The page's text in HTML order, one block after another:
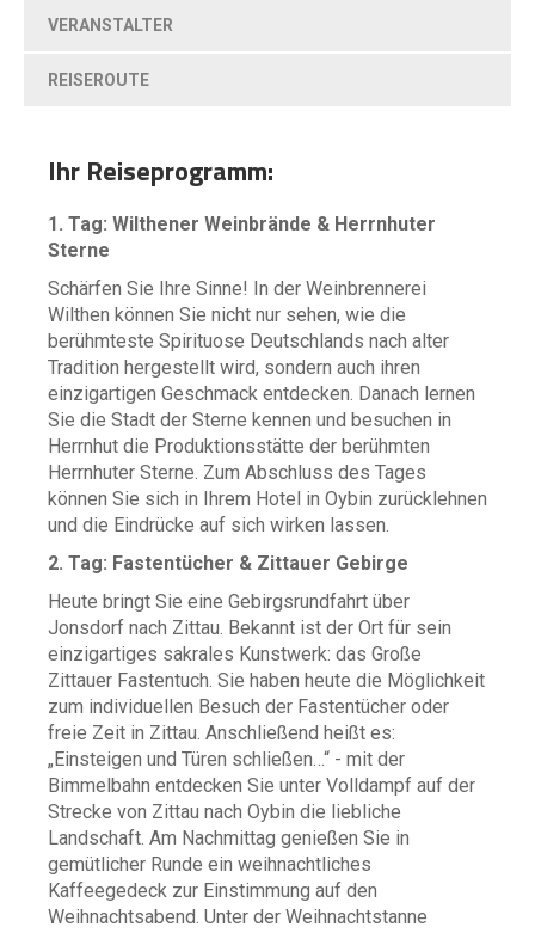
VERANSTALTER
REISEROUTE
Ihr Reiseprogramm:
1. Tag: Wilthener Weinbrände & Herrnhuter
Sterne
Schärfen Sie Ihre Sinne! In der Weinbrennerei
Wilthen können Sie nicht nur sehen, wie die
berühmteste Spirituose Deutschlands nach alter
Tradition hergestellt wird, sondern auch ihren
einzigartigen Geschmack entdecken. Danach lernen
Sie die Stadt der Sterne kennen und besuchen in
Herrnhut die Produktionsstätte der berühmten
Herrnhuter Sterne. Zum Abschluss des Tages
können Sie sich in Ihrem Hotel in Oybin zurücklehnen
und die Eindrücke auf sich wirken lassen.
2. Tag: Fastentücher & Zittauer Gebirge
Heute bringt Sie eine Gebirgsrundfahrt über
Jonsdorf nach Zittau. Bekannt ist der Ort für sein
einzigartiges sakrales Kunstwerk: das Große
Zittauer Fastentuch. Sie haben heute die Möglichkeit
zum individuellen Besuch der Fastentücher oder
freie Zeit in Zittau. Anschließend heißt es:
„Einsteigen und Türen schließen…“ - mit der
Bimmelbahn entdecken Sie unter Volldampf auf der
Strecke von Zittau nach Oybin die liebliche
Landschaft. Am Nachmittag genießen Sie in
gemütlicher Runde ein weihnachtliches
Kaffeegedeck zur Einstimmung auf den
Weihnachtsabend. Unter der Weihnachtstanne